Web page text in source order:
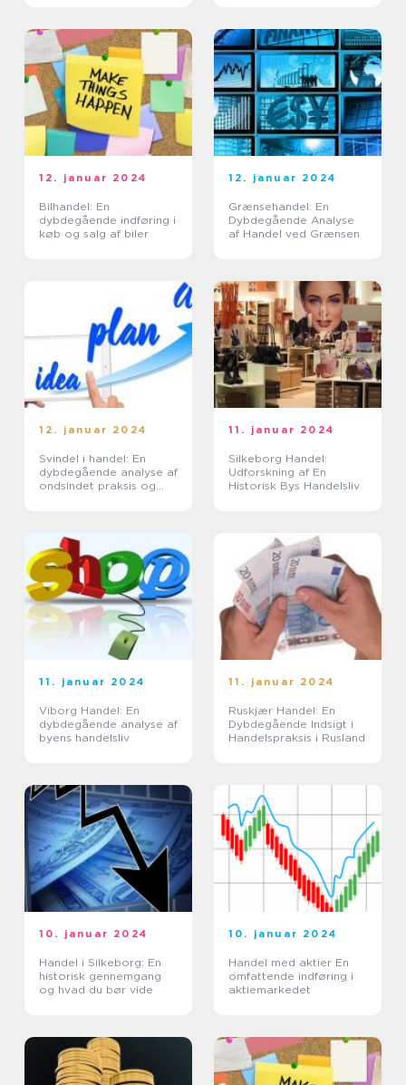
12. januar 2024
Bilhandel: En
dybdegående indføring i
køb og salg af biler
12. januar 2024
Grænsehandel: En
Dybdegående Analyse
af Handel ved Grænsen
12. januar 2024
Svindel i handel: En
dybdegående analyse af
ondsindet praksis og
11. januar 2024
Silkeborg Handel:
Udforskning af En
Historisk Bys Handelsliv
11. januar 2024
Viborg Handel: En
dybdegående analyse af
byens handelsliv
11. januar 2024
Ruskjær Handel: En
Dybdegående Indsigt i
Handelspraksis i Rusland
10. januar 2024
Handel i Silkeborg: En
historisk gennemgang
og hvad du bør vide
10. januar 2024
Handel med aktier En
omfattende indføring i
aktiemarkedet